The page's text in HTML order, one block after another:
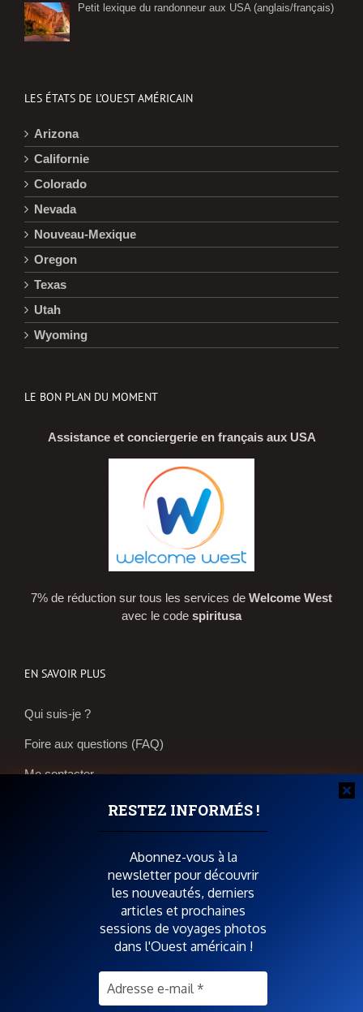
RESTEZ INFORMÉS !
Abonnez-vous à la
newsletter pour découvrir
les nouveautés, derniers
articles et prochaines
sessions de voyages photos
dans l'Ouest américain !
Petit lexique du randonneur aux USA (anglais/français)
LES ÉTATS DE L’OUEST AMÉRICAIN
Arizona
Californie
Colorado
Nevada
Nouveau-Mexique
Oregon
Texas
Utah
Wyoming
LE BON PLAN DU MOMENT
Assistance et conciergerie en français aux USA
7% de réduction sur tous les services de Welcome West
avec le code spiritusa
EN SAVOIR PLUS
Qui suis-je ?
Foire aux questions (FAQ)
Me contacter
Réservations et bons plans
Boutique photos
POUR SOUTENIR SPIRIT OF USA
SUIVEZ-MOI AUSSI SUR